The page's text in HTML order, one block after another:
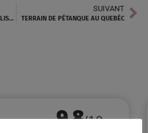
OÙ ACHETER DES DALLES STABILISATRICES DE QUALITÉS PRÈS DE CHEZ SOI ? VENTABREN
SUIVANT
TERRAIN DE PÉTANQUE AU QUEBÉC